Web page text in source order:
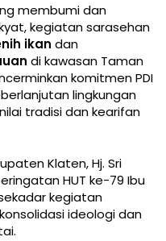
membumi dan
kegiatan sarasehan
ikan dan
di kawasan Taman
komitmen PDI
lingkungan
tradisi dan kearifan
Klaten, Hj. Sri
HUT ke-79 Ibu
kegiatan
ideologi dan